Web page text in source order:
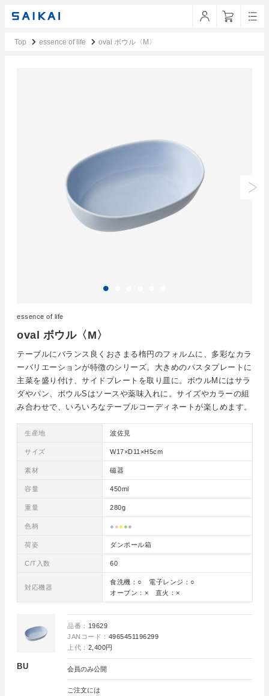
Top essence of life oval ボウル〈M〉
oval ボウル〈M〉
essence of life
テーブルにバランス良くおさまる楕円のフォルムに、多彩なカラ
ーバリエーションが特徴のシリーズ。大きめのパスタプレートに
主菜を盛り付け、サイドプレートを取り皿に。ボウルMにはサラ
ダやパン、ボウルSはソースや薬味入れに。サイズやカラーの組
み合わせで、いろいろなテーブルコーディネートが楽しめます。
生産地 波佐見
サイズ W17×D11×H5cm
素材 磁器
容量 450ml
重量 280g
色柄 ● ●● ●●
荷姿 ダンボール箱
C/T入数 60
対応機器
食洗機：○ 電子レンジ：○
オーブン：× 直火：×
BU
品番： 19629
JANコード： 4965451196299
上代： 2,400円
会員のみ公開
ご注文には